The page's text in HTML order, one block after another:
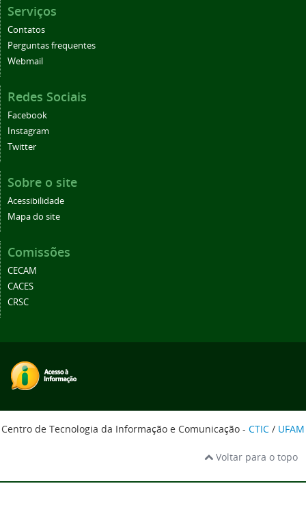
Serviços
Contatos
Perguntas frequentes
Webmail
Redes Sociais
Facebook
Instagram
Twitter
Sobre o site
Acessibilidade
Mapa do site
Comissões
CECAM
CACES
CRSC
Centro de Tecnologia da Informação e Comunicação - CTIC / UFAM
Voltar para o topo